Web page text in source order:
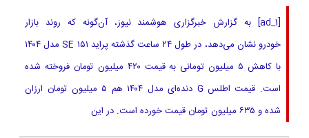
[ad_1] به گزارش خبرگزاری هوشمند نیوز، آن‌گونه که روند بازار
خودرو نشان می‌دهد، در طول ۲۴ ساعت گذشته پراید ۱۵۱ SE مدل ۱۴۰۴
با کاهش ۵ میلیون تومانی به قیمت ۴۲۰ میلیون تومان فروخته شده
است. قیمت اطلس G دنده‌ای مدل ۱۴۰۴ هم ۵ میلیون تومان ارزان
شده و ۶۳۵ میلیون تومان قیمت خورده است. در این